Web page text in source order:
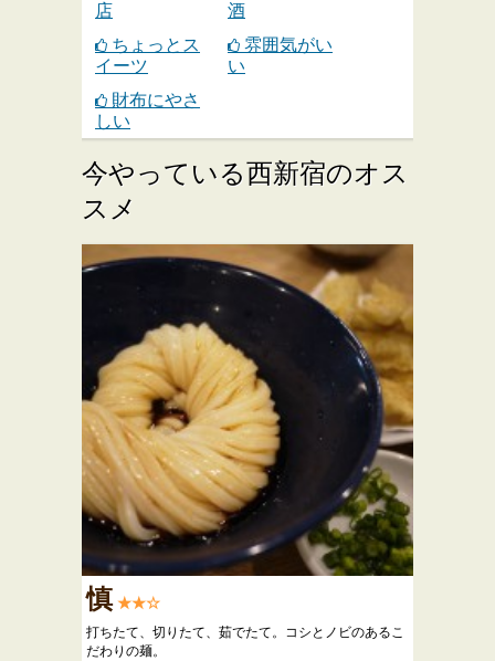
店
酒
ちょっとス
イーツ
雰囲気がい
い
財布にやさ
しい
今やっている西新宿のオス
スメ
慎 ★★☆
打ちたて、切りたて、茹でたて。コシとノビのあるこ
だわりの麺。